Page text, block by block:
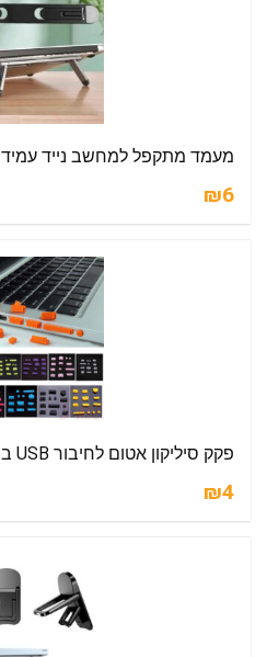
מעמד מתקפל למחשב נייד עמיד
₪6
פקק סיליקון אטום לחיבור USB במחשב
₪4